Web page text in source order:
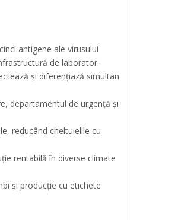
antigene ale virusului
de laborator.
și diferențiază simultan
departamentul de urgență și
reducând cheltuielile cu
rentabilă în diverse climate
și producție cu etichete